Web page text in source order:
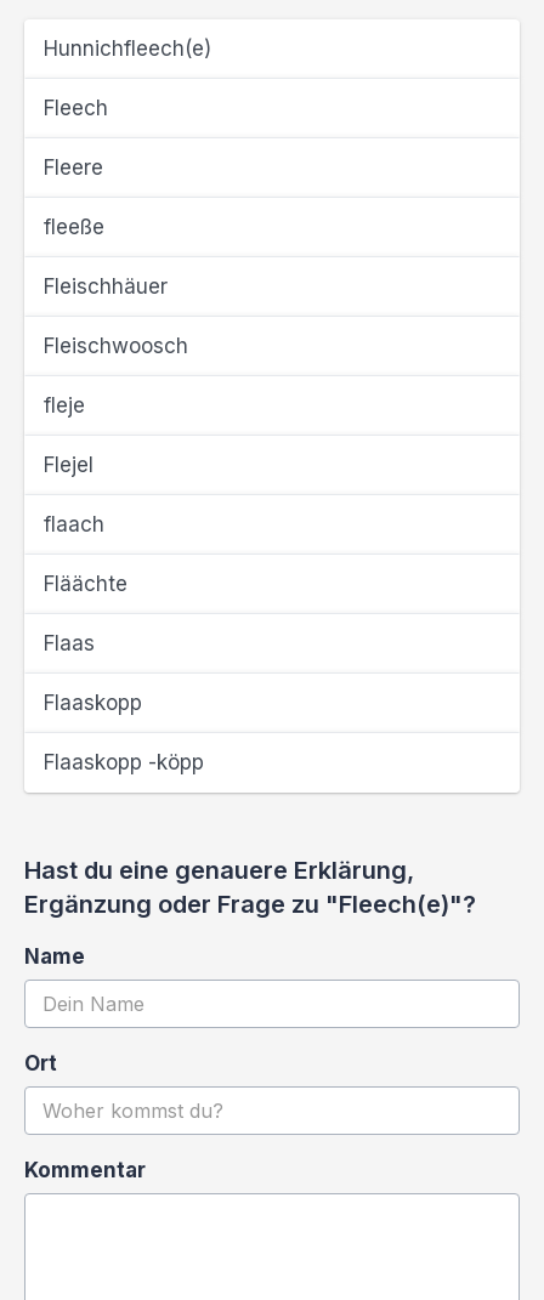
Hunnichfleech(e)
Fleech
Fleere
fleeße
Fleischhäuer
Fleischwoosch
fleje
Flejel
flaach
Fläächte
Flaas
Flaaskopp
Flaaskopp -köpp
Hast du eine genauere Erklärung,
Ergänzung oder Frage zu "Fleech(e)"?
Name
Ort
Kommentar